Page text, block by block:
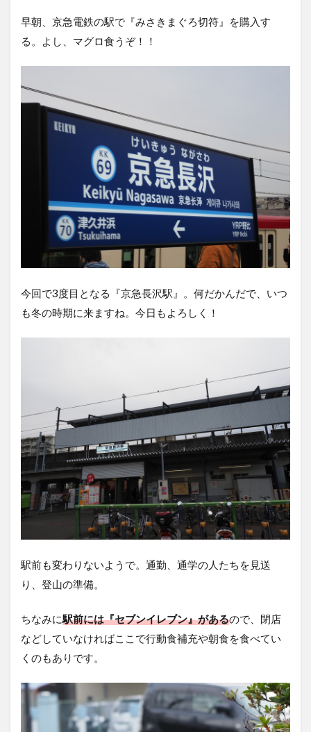
早朝、京急電鉄の駅で『みさきまぐろ切符』を購入す
る。よし、マグロ食うぞ！！
今回で3度目となる『京急長沢駅』。何だかんだで、いつ
も冬の時期に来ますね。今日もよろしく！
駅前も変わりないようで。通勤、通学の人たちを見送
り、登山の準備。
ちなみに駅前には『セブンイレブン』があるので、閉店
などしていなければここで行動食補充や朝食を食べてい
くのもありです。